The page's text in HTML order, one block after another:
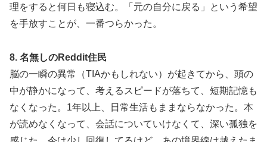
理をすると何日も寝込む。「元の自分に戻る」という希望
を手放すことが、一番つらかった。
8. 名無しのReddit住民
脳の一瞬の異常（TIAかもしれない）が起きてから、頭の
中が静かになって、考えるスピードが落ちて、短期記憶も
なくなった。1年以上、日常生活もままならなかった。本
が読めなくなって、会話についていけなくて、深い孤独を